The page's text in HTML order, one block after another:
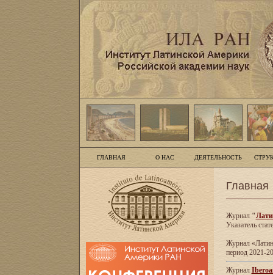
ГЛАВНАЯ О НАС ДЕЯТЕЛЬНОСТЬ
Главная
Журнал"
Указатель
Журнал
период 2021-
Журнал